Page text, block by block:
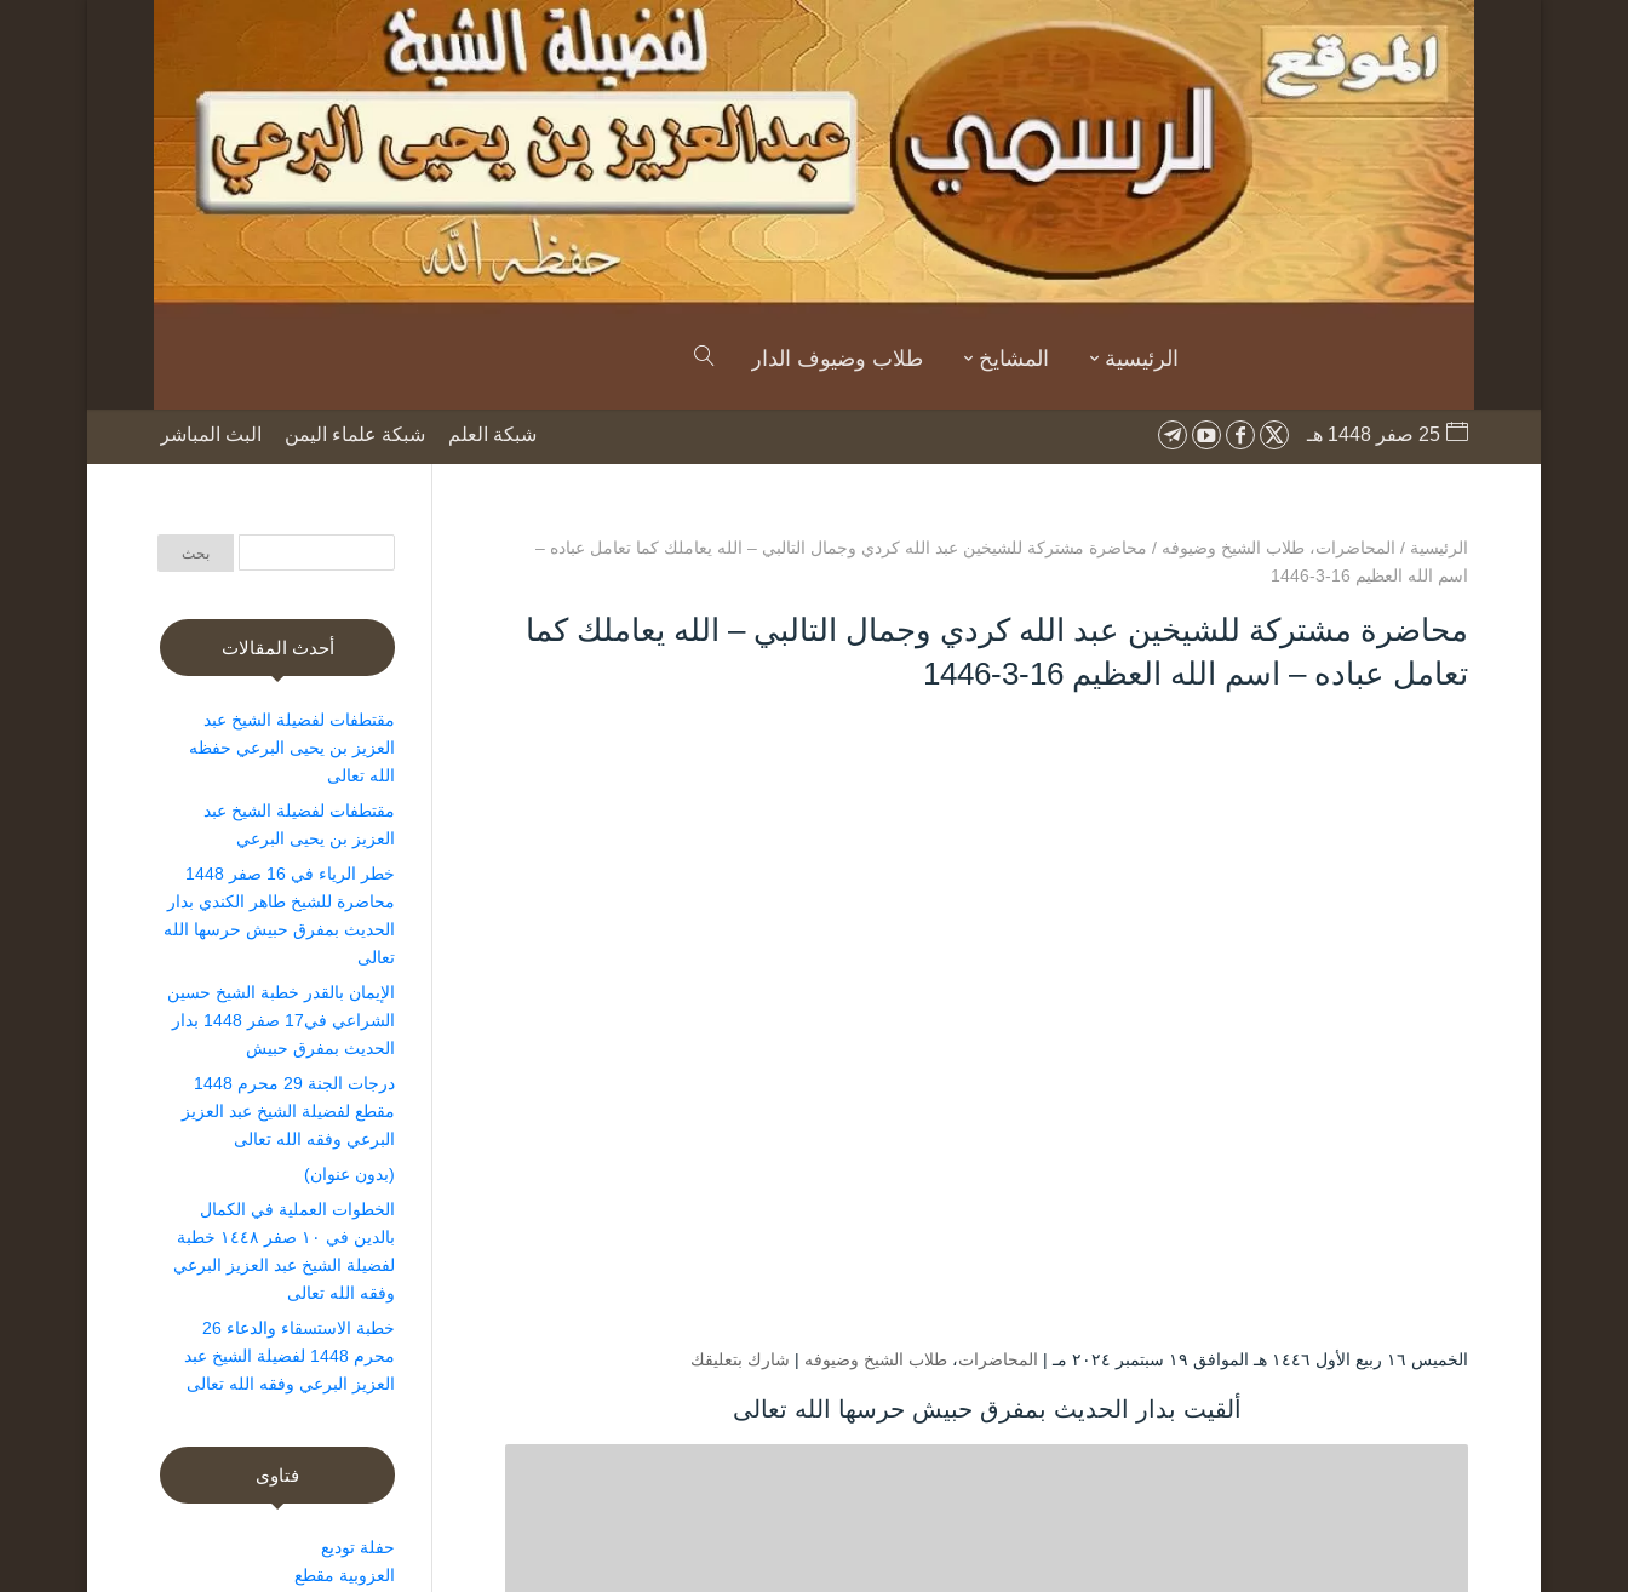
الرئيسية المشايخ طلاب وضيوف الدار
25 صفر 1448 هـ شبكة العلم شبكة علماء اليمن البث المباشر
الرئيسية / المحاضرات، طلاب الشيخ وضيوفه / محاضرة مشتركة للشيخين عبد الله كردي وجمال التالبي – الله يعاملك كما تعامل عباده –
اسم الله العظيم 16-3-1446
محاضرة مشتركة للشيخين عبد الله كردي وجمال التالبي – الله يعاملك كما
تعامل عباده – اسم الله العظيم 16-3-1446
الخميس ۱٦ ربيع الأول ۱٤٤٦ هـ الموافق ۱۹ سبتمبر ۲۰۲٤ مـ | المحاضرات، طلاب الشيخ وضيوفه | شارك بتعليقك
ألقيت بدار الحديث بمفرق حبيش حرسها الله تعالى
أحدث المقالات
مقتطفات لفضيلة الشيخ عبد
العزيز بن يحيى البرعي حفظه
الله تعالى
مقتطفات لفضيلة الشيخ عبد
العزيز بن يحيى البرعي
خطر الرياء في 16 صفر 1448
محاضرة للشيخ طاهر الكندي بدار
الحديث بمفرق حبيش حرسها الله
تعالى
الإيمان بالقدر خطبة الشيخ حسين
الشراعي في17 صفر 1448 بدار
الحديث بمفرق حبيش
درجات الجنة 29 محرم 1448
مقطع لفضيلة الشيخ عبد العزيز
البرعي وفقه الله تعالى
(بدون عنوان)
الخطوات العملية في الكمال
بالدين في ١٠ صفر ١٤٤٨ خطبة
لفضيلة الشيخ عبد العزيز البرعي
وفقه الله تعالى
خطبة الاستسقاء والدعاء 26
محرم 1448 لفضيلة الشيخ عبد
العزيز البرعي وفقه الله تعالى
فتاوى
حفلة توديع
العزوبية مقطع